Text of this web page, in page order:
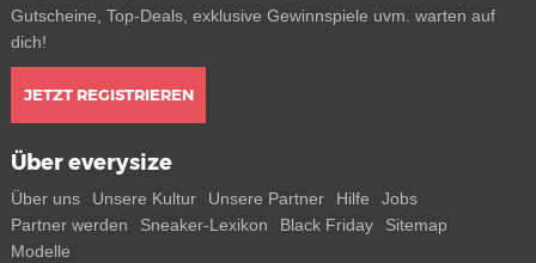
Gutscheine, Top-Deals, exklusive Gewinnspiele uvm. warten auf
dich!
JETZT REGISTRIEREN
Über everysize
Über uns Unsere Kultur Unsere Partner Hilfe
Jobs
Partner werden
Sneaker-Lexikon Black Friday
Sitemap
Modelle